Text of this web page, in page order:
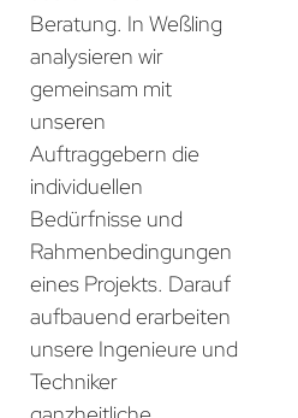
Beratung. In Weßling
analysieren wir
gemeinsam mit
unseren
Auftraggebern die
individuellen
Bedürfnisse und
Rahmenbedingungen
eines Projekts. Darauf
aufbauend erarbeiten
unsere Ingenieure und
Techniker